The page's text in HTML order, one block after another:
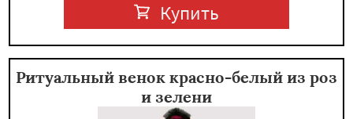
Купить
Ритуальный венок красно-белый из роз
и зелени